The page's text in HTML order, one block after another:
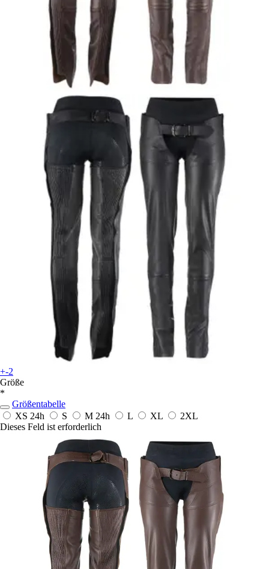
+-2
Größe
*
Größentabelle
XS 24h S M 24h L XL
2XL
Dieses Feld ist erforderlich